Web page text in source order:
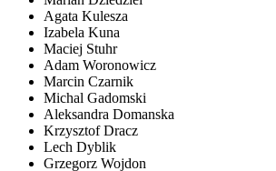
Agata Kulesza
Izabela Kuna
Maciej Stuhr
Adam Woronowicz
Marcin Czarnik
Michal Gadomski
Aleksandra Domanska
Krzysztof Dracz
Lech Dyblik
Grzegorz Wojdon